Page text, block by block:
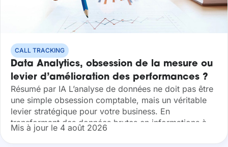
CALL TRACKING
Data Analytics, obsession de la mesure ou
levier d’amélioration des performances ?
Résumé par IA L’analyse de données ne doit pas être
une simple obsession comptable, mais un véritable
levier stratégique pour votre business. En
transformant des données brutes en informations à
haute valeur ajoutée, la Data Analytics...
Mis à jour le 4 août 2026